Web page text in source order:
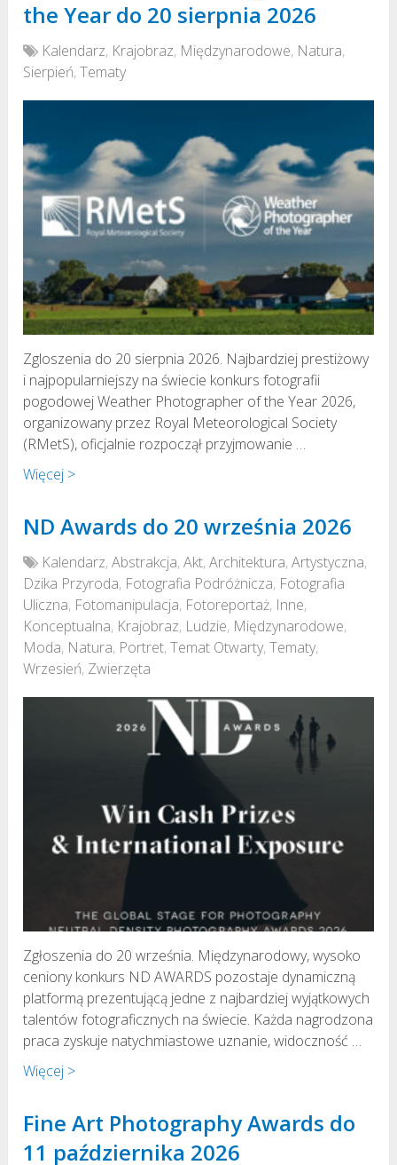
the Year do 20 sierpnia 2026
Kalendarz, Krajobraz, Międzynarodowe, Natura,
Sierpień,Tematy
Zgloszenia do 20 sierpnia 2026. Najbardziej prestiżowy
i najpopularniejszy na świecie konkurs fotografii
pogodowej Weather Photographer of the Year 2026,
organizowany przez Royal Meteorological Society
(RMetS), oficjalnie rozpoczął przyjmowanie …
Więcej >
ND Awards do 20 września 2026
Kalendarz,Abstrakcja,Akt,Architektura,Artystyczna,
Dzika Przyroda, Fotografia Podróżnicza, Fotografia
Uliczna, Fotomanipulacja, Fotoreportaż, Inne,
Konceptualna, Krajobraz, Ludzie, Międzynarodowe,
Moda, Natura, Portret,Temat Otwarty,Tematy,
Wrzesień, Zwierzęta
Zgłoszenia do 20 września. Międzynarodowy, wysoko
ceniony konkurs ND AWARDS pozostaje dynamiczną
platformą prezentującą jedne z najbardziej wyjątkowych
talentów fotograficznych na świecie. Każda nagrodzona
praca zyskuje natychmiastowe uznanie, widoczność …
Więcej >
Fine Art Photography Awards do
11 października 2026